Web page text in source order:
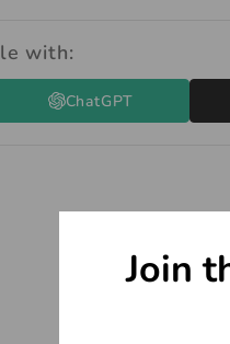
with:
ChatGPT
Join